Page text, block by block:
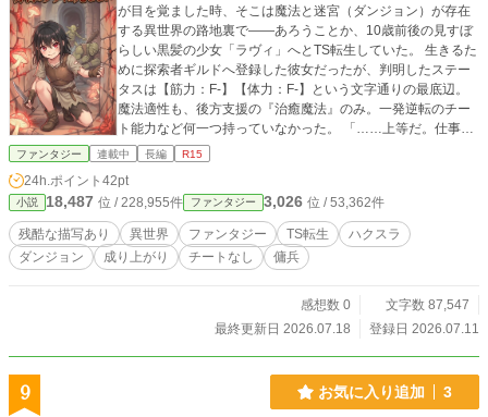
が目を覚ました時、そこは魔法と迷宮（ダンジョン）が存在
する異世界の路地裏で――あろうことか、10歳前後の見すぼ
らしい黒髪の少女「ラヴィ」へとTS転生していた。 生きるた
めに探索者ギルドへ登録した彼女だったが、判明したステー
タスは【筋力：F-】【体力：F-】という文字通りの最底辺。
魔法適性も、後方支援の『治癒魔法』のみ。一発逆転のチー
ト能力など何一つ持っていなかった。 「……上等だ。仕事の
やり方が、少し変わるだけだ」 貧弱な体を補うのは、前世で
剣など振れない彼女は、安物のナイフ、ワイヤー、罠、環境
（地形）のすべてを利用して魔物を暗殺し、泥臭く迷宮のア
イテムを漁り（ハクスラ）、自身のステータスを底上げして
いく。 治癒魔法は、傷を瞬時に塞ぎ「痛みを無視して敵の急
所を抉る」ための兵站（ロジスティクス）として悪用。 舐め
へし折り、恐怖で『分からせる』。 これは、最強のチートを
持たない元傭兵の少女が、知恵と装備と無慈悲な戦術で強敵
ファンタジー 連載中 長編 R15
24h.ポイント 42pt
小説 18,487 位 / 228,955件 ファンタジー 3,026 位 / 53,362件
残酷な描写あり 異世界 ファンタジー TS転生
ハクスラ
ダンジョン
成り上がり チートなし 傭兵
感想数 0
文字数 87,547
最終更新日 2026.07.18
登録日 2026.07.11
9 お気に入り追加 3